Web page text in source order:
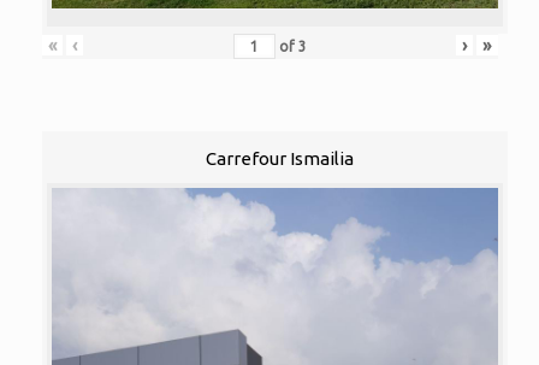
« ‹ of 3 › »
Carrefour Ismailia